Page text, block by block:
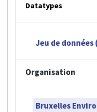
Datatypes
Jeu de données
Organisation
Bruxelles